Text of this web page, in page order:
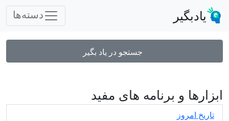
یادبگیر دسته‌ها
جستجو در یاد بگیر
ابزارها و برنامه های مفید
تاریخ امروز